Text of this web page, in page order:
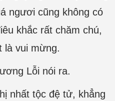
ngươi cũng không có
khắc rất chăm chú,
là vui mừng.
Lỗi nói ra.
nhất tộc đệ tử, khẳng